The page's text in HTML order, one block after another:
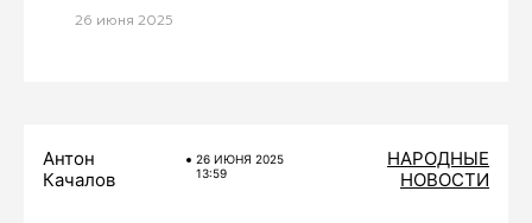
26 июня 2025
Антон
Качалов
26 ИЮНЯ 2025
13:59
НАРОДНЫЕ
НОВОСТИ